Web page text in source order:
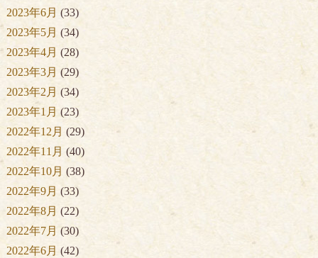
2023年6月 (33)
2023年5月 (34)
2023年4月 (28)
2023年3月 (29)
2023年2月 (34)
2023年1月 (23)
2022年12月 (29)
2022年11月 (40)
2022年10月 (38)
2022年9月 (33)
2022年8月 (22)
2022年7月 (30)
2022年6月 (42)